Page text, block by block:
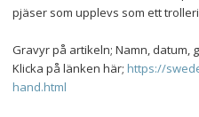
pjäser som upplevs som ett trolleri
Gravyr på artikeln; Namn, datum,
Klicka på länken här; https://
hand.html